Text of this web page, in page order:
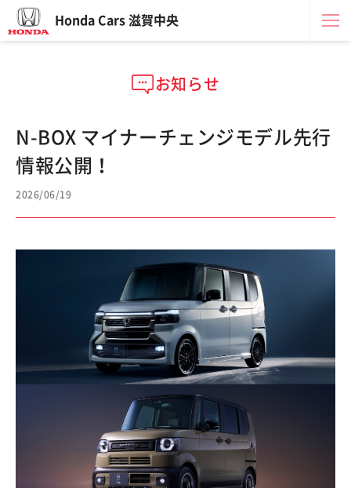
Honda Cars 滋賀中央
お知らせ
N-BOX マイナーチェンジモデル先行
情報公開！
2026/06/19